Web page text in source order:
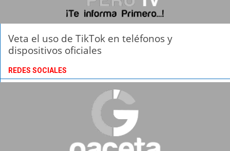
Veta el uso de TikTok en teléfonos y
dispositivos oficiales
REDES SOCIALES